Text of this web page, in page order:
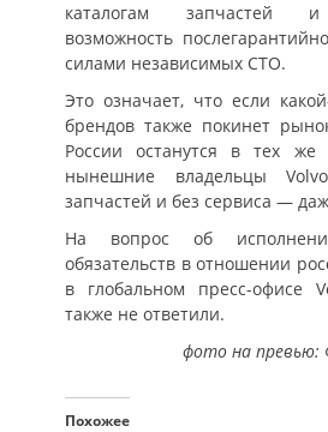
каталогам запчастей и
возможность
силами независимых СТО.
Это означает, что если
брендов также покинет
России останутся в тех же
нынешние владельцы
запчастей и без сервиса —
На вопрос об
обязательств в отношении
в глобальном пресс-офисе
также не ответили.
фото на превью:
Похожее